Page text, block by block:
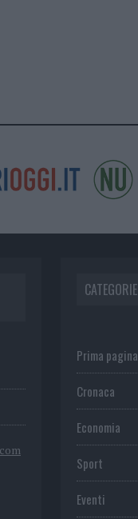
CATEGORIE
Prima pagina
Cronaca
Economia
Sport
Eventi